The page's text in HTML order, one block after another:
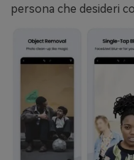
persona che desideri